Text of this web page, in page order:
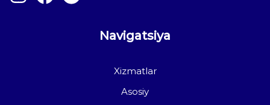
Navigatsiya
Xizmatlar
Asosiy